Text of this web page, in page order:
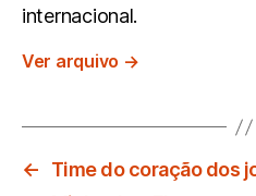
internacional.
Ver arquivo →
←
Time do coração dos